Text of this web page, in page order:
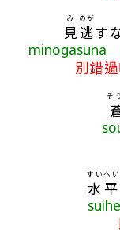
見
み
逃
のが
す
minogasuna
別錯
そ
水
すいへい